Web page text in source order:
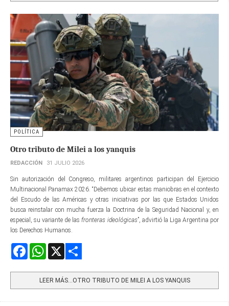
POLÍTICA
Otro tributo de Milei a los yanquis
REDACCIÓN 31 JULIO 2026
Sin autorización del Congreso, militares argentinos participan del Ejercicio
Multinacional Panamax 2026. “Debemos ubicar estas maniobras en el contexto
del Escudo de las Américas y otras iniciativas por las que Estados Unidos
busca reinstalar con mucha fuerza la Doctrina de la Seguridad Nacional y, en
especial, su variante de lasfronteras ideológicas”, advirtió la Liga Argentina por
los Derechos Humanos.
FacebookWhatsApp
LEER MÁS…OTRO TRIBUTO DE MILEI A LOS YANQUIS